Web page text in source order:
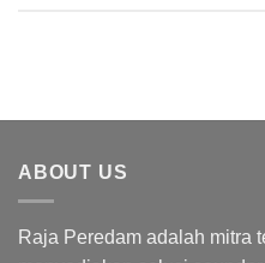
ABOUT US
Raja Peredam adalah mitra